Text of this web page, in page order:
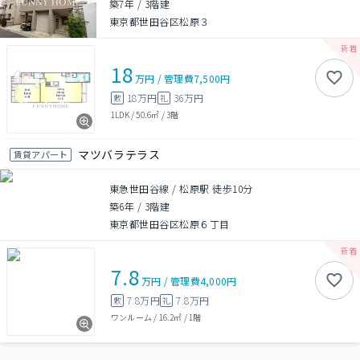
築7年 / 3階建
東京都世田谷区松原３
18万円 /管理費7,500円
敷 18万円 礼 36万円
1LDK/50.6㎡ /3階
賃貸アパート マツバラテラス
東急世田谷線 / 松原駅 徒歩10分
築6年 / 3階建
東京都世田谷区松原６丁目
7.8万円 /管理費4,000円
敷 7.8万円礼 7.8万円
ワンルーム / 16.2㎡ / 1階